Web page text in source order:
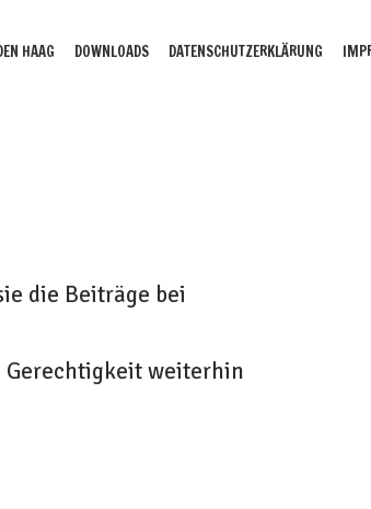
HAAG DOWNLOADS DATENSCHUTZERKLÄRUNG
die Beiträge bei
weiterhin